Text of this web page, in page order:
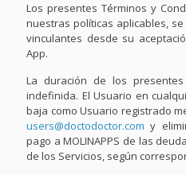
Los presentes Términos y
nuestras políticas aplicables,
vinculantes desde su
App.
La duración de los
indefinida. El Usuario en
baja como Usuario registrado
users@doctodoctor.com y
pago a MOLINAPPS de las
de los Servicios, según